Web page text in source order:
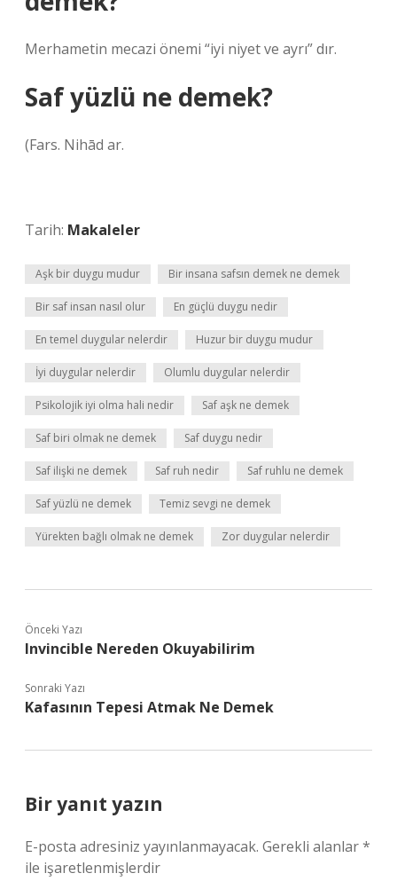
Merhametin mecazi önemi “iyi niyet ve ayrı” dır.
Saf yüzlü ne demek?
(Fars. Nihād ar.
Tarih: Makaleler
Aşk bir duygu mudur Bir insana safsın demek ne demek
Bir saf insan nasıl olur En güçlü duygu nedir
En temel duygular nelerdir Huzur bir duygu mudur
İyi duygular nelerdir Olumlu duygular nelerdir
Psikolojik iyi olma hali nedir Saf aşk ne demek
Saf biri olmak ne demek Saf duygu nedir
Saf ilişki ne demek Saf ruh nedir Saf ruhlu ne demek
Saf yüzlü ne demek Temiz sevgi ne demek
Yürekten bağlı olmak ne demek Zor duygular nelerdir
Önceki Yazı
Invincible Nereden Okuyabilirim
Sonraki Yazı
Kafasının Tepesi Atmak Ne Demek
Bir yanıt yazın
E-posta adresiniz yayınlanmayacak. Gerekli alanlar*
ile işaretlenmişlerdir